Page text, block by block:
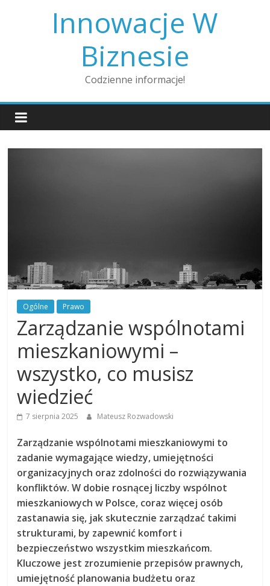
Innowacje W
Biznesie
Codzienne informacje!
Ogólne Prawo
Zarządzanie wspólnotami
mieszkaniowymi –
wszystko, co musisz
wiedzieć
7 sierpnia 2025 Mateusz Rozwadowski
Zarządzanie wspólnotami mieszkaniowymi to
zadanie wymagające wiedzy, umiejętności
organizacyjnych oraz zdolności do rozwiązywania
konfliktów. W dobie rosnącej liczby wspólnot
mieszkaniowych w Polsce, coraz więcej osób
zastanawia się, jak skutecznie zarządzać takimi
strukturami, by zapewnić komfort i
bezpieczeństwo wszystkim mieszkańcom.
Kluczowe jest zrozumienie przepisów prawnych,
umiejętność planowania budżetu oraz